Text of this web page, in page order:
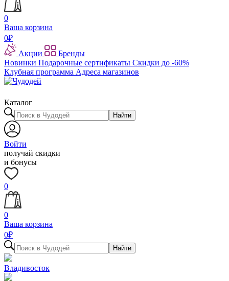
0
Ваша корзина
0₽
Акции
Бренды
Новинки Подарочные сертификаты Скидки до -60%
Клубная программа Адреса магазинов
Каталог
Найти
Войти
получай скидки
и бонусы
0
0
Ваша корзина
0₽
Найти
Владивосток